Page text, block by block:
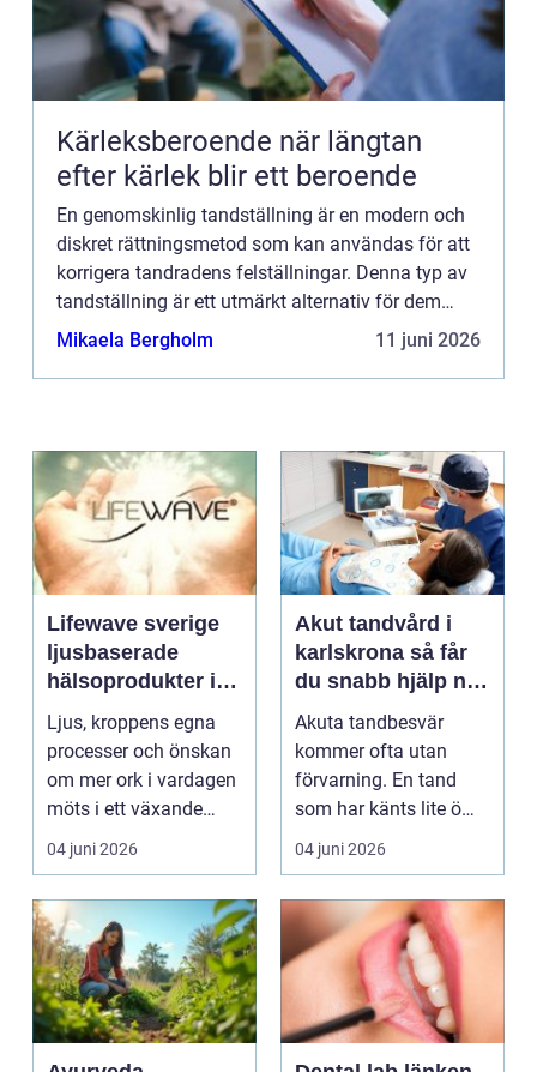
Kärleksberoende när längtan
efter kärlek blir ett beroende
En genomskinlig tandställning är en modern och
diskret rättningsmetod som kan användas för att
korrigera tandradens felställningar. Denna typ av
tandställning är ett utmärkt alternativ för dem
som vil...
Mikaela Bergholm 11 juni 2026
Lifewave sverige
ljusbaserade
hälsoprodukter i
fokus
Ljus, kroppens egna
processer och önskan
om mer ork i vardagen
möts i ett växande
intresse för fotot...
04 juni 2026
Akut tandvård i
karlskrona så får
du snabb hjälp när
tanden krisar
Akuta tandbesvär
kommer ofta utan
förvarning. En tand
som har känts lite öm
kan plötsligt göra så
on...
04 juni 2026